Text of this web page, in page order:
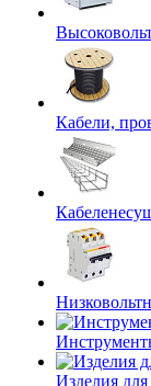
Кабели,
Изделия